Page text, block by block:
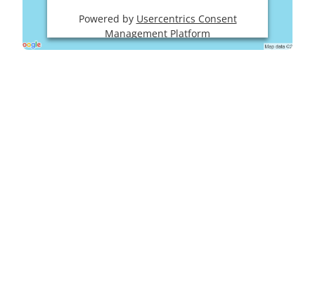
Powered by Usercentrics Consent
Management Platform